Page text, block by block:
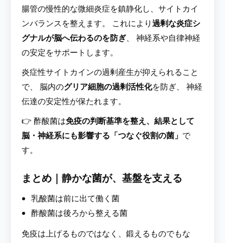
腸管の慢性的な微細炎症を鎮静化し、サイトカイ
ンバランスを整えます。 これにより過剰な炎症シ
グナルが脳へ伝わるのを防ぎ、 神経系や自律神経
の安定をサポートします。
炎症性サイトカインの過剰産生が抑えられること
で、 脳内のグリア細胞の過剰活性化を防ぎ、 神経
伝達の安定性が保たれます。
👉 酢酸菌は免疫の判断基準を整え、結果として
脳・神経系にも影響する「つなぐ役割の菌」 で
す。
まとめ｜静かな菌が、基盤を支える
乳酸菌は前に出て働く菌
酢酸菌は後ろから整える菌
免疫は上げるものではなく、鍛えるものでもな